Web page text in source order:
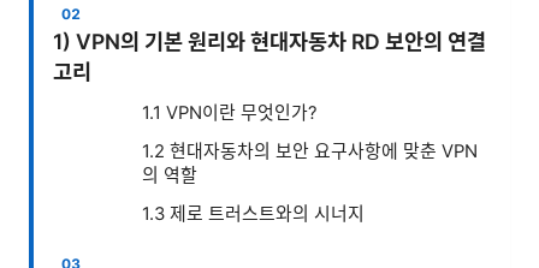
1) VPN의 기본 원리와 현대자동차 RD 보안의 연결
고리
1.1 VPN이란 무엇인가?
1.2 현대자동차의 보안 요구사항에 맞춘 VPN
의 역할
1.3 제로 트러스트와의 시너지